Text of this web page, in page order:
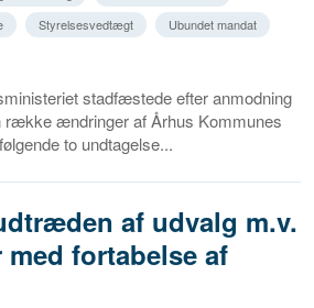
Styrelsesvedtægt
Ubundet mandat
stadfæstede efter anmodning
række ændringer af Århus Kommunes
to undtagelse...
af udvalg m.v.
fortabelse af